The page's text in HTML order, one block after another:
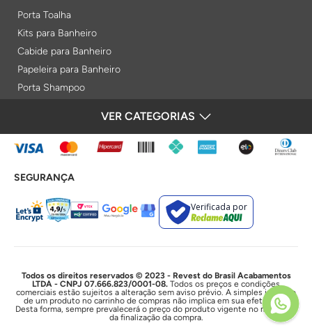
Porta Toalha
Kits para Banheiro
Cabide para Banheiro
Papeleira para Banheiro
Porta Shampoo
Porta Toalha Aquecido
Gabinetes para Banheiro
Lixeiras
Acabamentos e Registros
Bases de Registros
Duchas e Chuveiros
Chuveiros Elétricos
Chuveiros
VER CATEGORIAS
FORMAS DE PAGAMENTO
SEGURANÇA
Verificada por
Todos os direitos reservados © 2023 - Revest do Brasil Acabamentos
LTDA - CNPJ 07.666.823/0001-08. Todos os preços e condições
comerciais estão sujeitos a alteração sem aviso prévio. A simples inclusão
de um produto no carrinho de compras não implica em sua efetivação.
Desta forma, sempre prevalecerá o preço do produto vigente no momento
da finalização da compra.